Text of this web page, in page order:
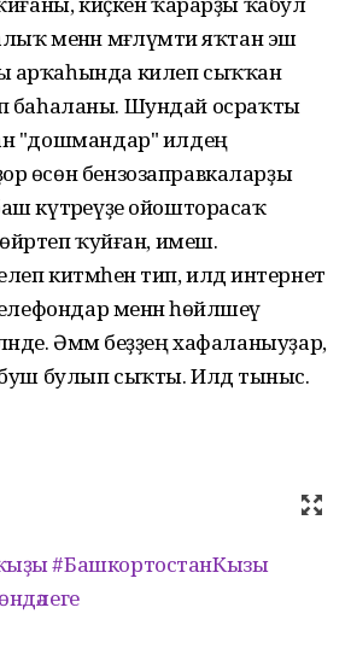
менән мәғлүмәти яҡтан эш
арҡаһында килеп сыҡҡан
тип баһаланы. Шундай осраҡты
"дошмандар" илдең
өсөн бензозаправкаларҙы
күтәреүҙе ойошторасаҡ
ҡуйған, имеш.
китмәһен тип, илдә интернет
менән һөйләшеү
Әммә беҙҙең хафаланыуҙар,
булып сыҡты. Илдә тыныс.
#БашкортостанКызы